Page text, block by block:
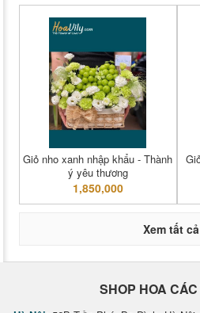
Giỏ nho xanh nhập khẩu - Thành
ý yêu thương
1,850,000
Xem tất cả
SHOP HOA